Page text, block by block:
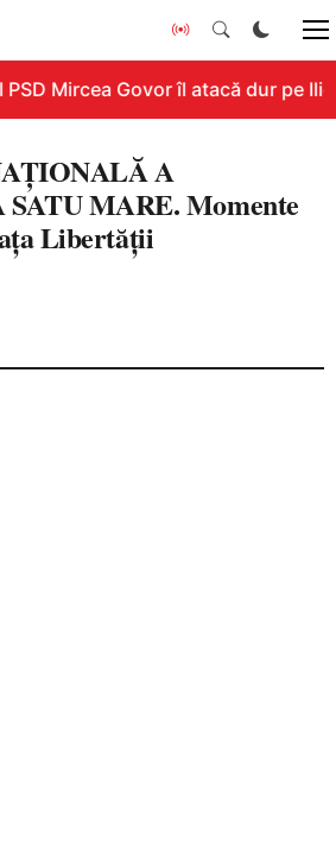
PSD Mircea Govor îl atacă dur pe
A
MARE. Momente
Libertății